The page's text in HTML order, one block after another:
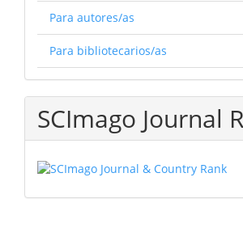
Para autores/as
Para bibliotecarios/as
SCImago Journal